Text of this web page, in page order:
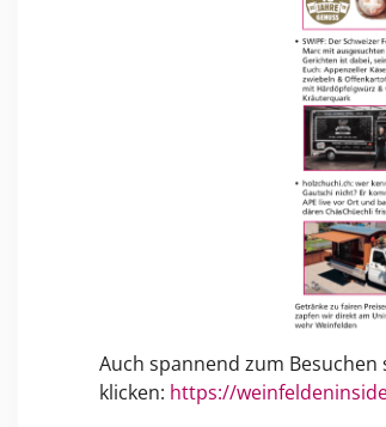
Auch spannend zum
klicken: https://